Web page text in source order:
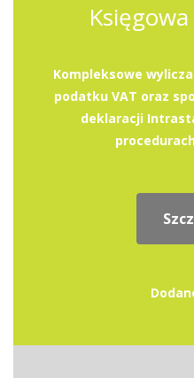
Kompleksowe
podatku VAT oraz
deklaracji